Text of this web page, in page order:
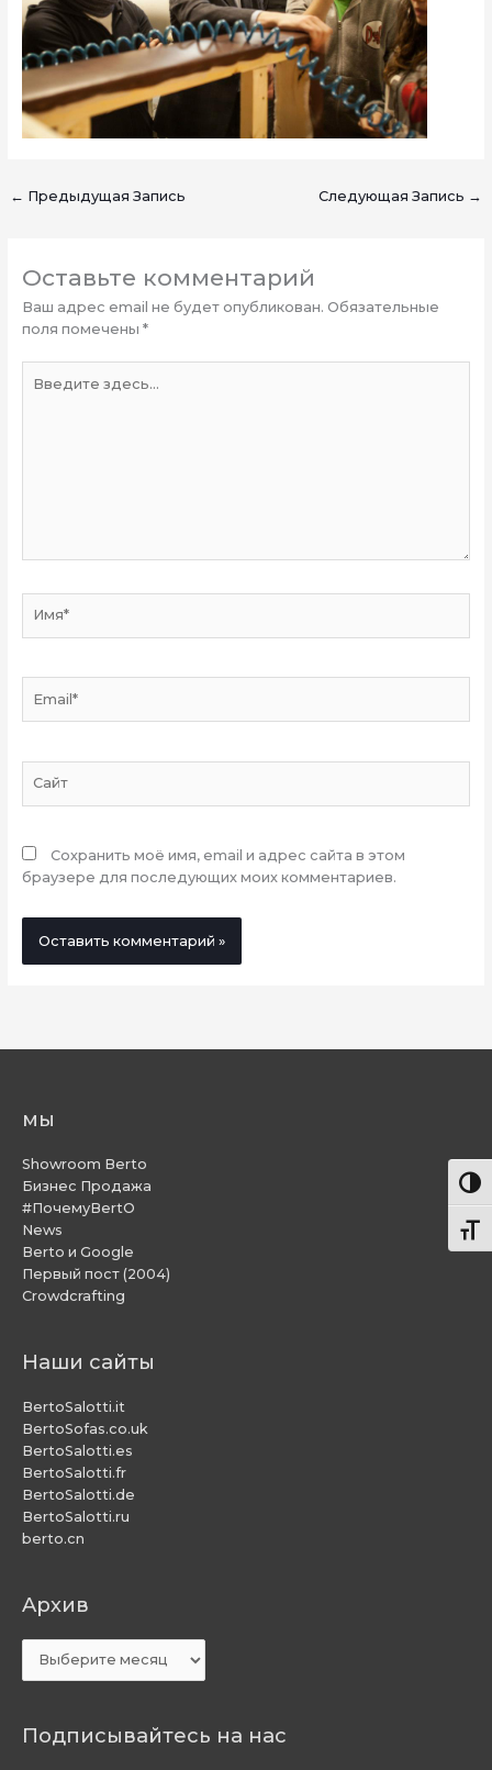
← Предыдущая Запись Следующая Запись →
Оставьте комментарий
Ваш адрес email не будет опубликован. Обязательные
поля помечены *
здесь...
Сохранить моё имя, email и адрес сайта в этом
браузере для последующих моих комментариев.
мы
Showroom Berto
Бизнес Продажа
#ПочемуBertO
News
Berto и Google
Первый пост (2004)
Crowdcrafting
Наши сайты
BertoSalotti.it
BertoSofas.co.uk
BertoSalotti.es
BertoSalotti.fr
BertoSalotti.de
BertoSalotti.ru
berto.cn
Aрхив
Aрхив
Подписывайтесь на нас